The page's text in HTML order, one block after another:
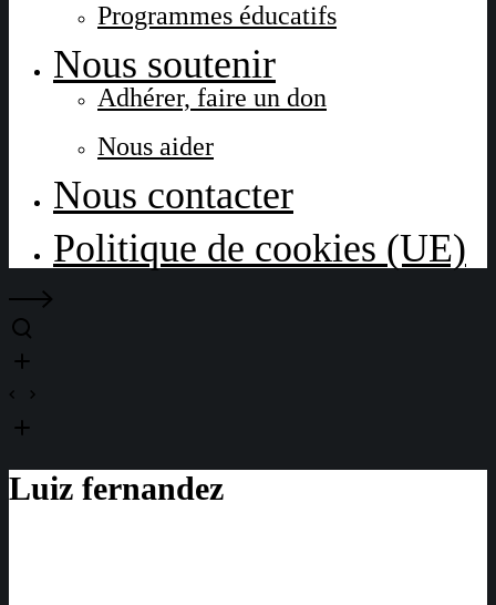
Programmes éducatifs
Nous soutenir
Adhérer, faire un don
Nous aider
Nous contacter
Politique de cookies (UE)
Luiz fernandez